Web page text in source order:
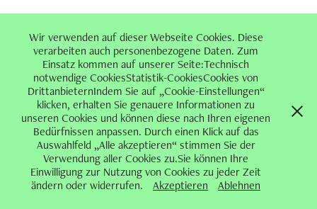
Wir verwenden auf dieser Webseite Cookies. Diese
verarbeiten auch personenbezogene Daten. Zum
Einsatz kommen auf unserer Seite:Technisch
notwendige CookiesStatistik-CookiesCookies von
DrittanbieternIndem Sie auf „Cookie-Einstellungen“
klicken, erhalten Sie genauere Informationen zu
unseren Cookies und können diese nach Ihren eigenen
Bedürfnissen anpassen. Durch einen Klick auf das
Auswahlfeld „Alle akzeptieren“ stimmen Sie der
Verwendung aller Cookies zu.Sie können Ihre
Einwilligung zur Nutzung von Cookies zu jeder Zeit
ändern oder widerrufen.
Akzeptieren Ablehnen